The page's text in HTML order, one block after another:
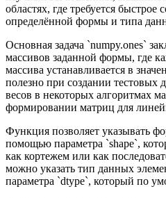
областях, где требуется быстрое
определённой формы и типа
Основная задача `numpy.ones`
массивов заданной формы, где
массива устанавливается в
полезно при создании тестовых
весов в некоторых алгоритмах
формировании матриц для
Функция позволяет указывать
помощью параметра `shape`,
как кортежем или как
можно указать тип данных
параметра `dtype`, который по